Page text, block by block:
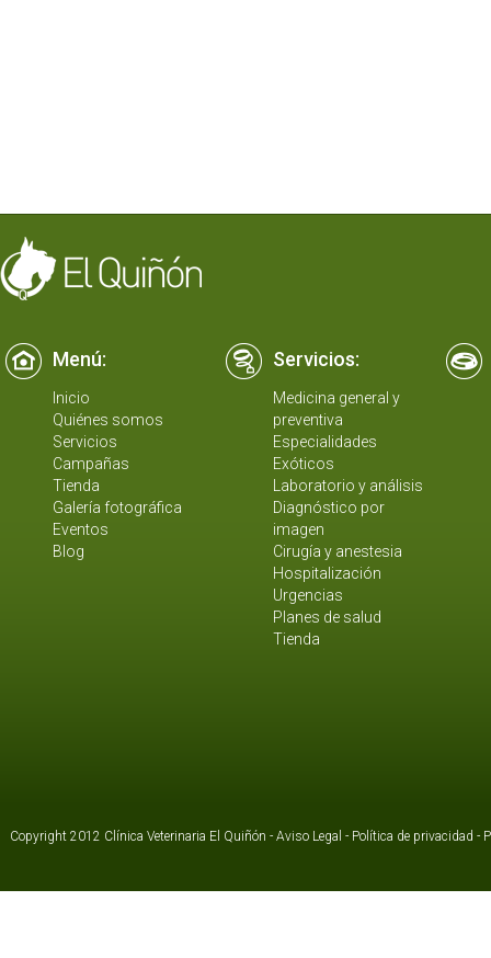
Menú: Servicios:
Inicio
Quiénes somos
Servicios
Campañas
Tienda
Galería fotográfica
Eventos
Blog
Medicina general y
preventiva
Especialidades
Exóticos
Laboratorio y análisis
Diagnóstico por
imagen
Cirugía y anestesia
Hospitalización
Urgencias
Planes de salud
Tienda
Copyright 2012 Clínica Veterinaria El Quiñón - Aviso Legal - Política de privacidad -